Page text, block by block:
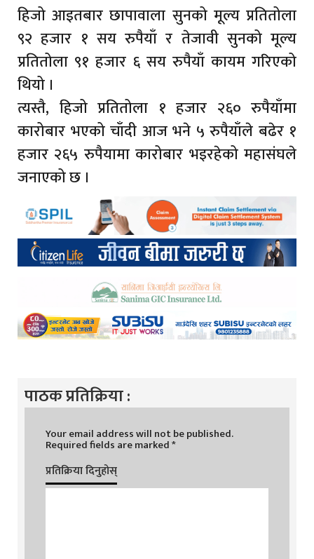
हिजो आइतबार छापावाला सुनको मूल्य प्रतितोला
९२ हजार १ सय रुपैयाँ र तेजावी सुनको मूल्य
प्रतितोला ९१ हजार ६ सय रुपैयाँ कायम गरिएको
थियो ।
त्यस्तै, हिजो प्रतितोला १ हजार २६० रुपैयाँमा
कारोबार भएको चाँदी आज भने ५ रुपैयाँले बढेर १
हजार २६५ रुपैयामा कारोबार भइरहेको महासंघले
जनाएको छ ।
पाठक प्रतिक्रिया :
Your email address will not be published.
Required fields are marked*
प्रतिक्रिया दिनुहोस्